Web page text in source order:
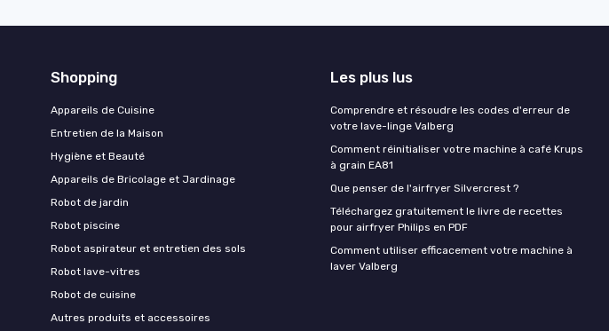
Shopping
Appareils de Cuisine
Entretien de la Maison
Hygiène et Beauté
Appareils de Bricolage et Jardinage
Robot de jardin
Robot piscine
Robot aspirateur et entretien des sols
Robot lave-vitres
Robot de cuisine
Autres produits et accessoires
Les plus lus
Comprendre et résoudre les codes d'erreur de
votre lave-linge Valberg
Comment réinitialiser votre machine à café Krups
à grain EA81
Que penser de l'airfryer Silvercrest ?
Téléchargez gratuitement le livre de recettes
pour airfryer Philips en PDF
Comment utiliser efficacement votre machine à
laver Valberg